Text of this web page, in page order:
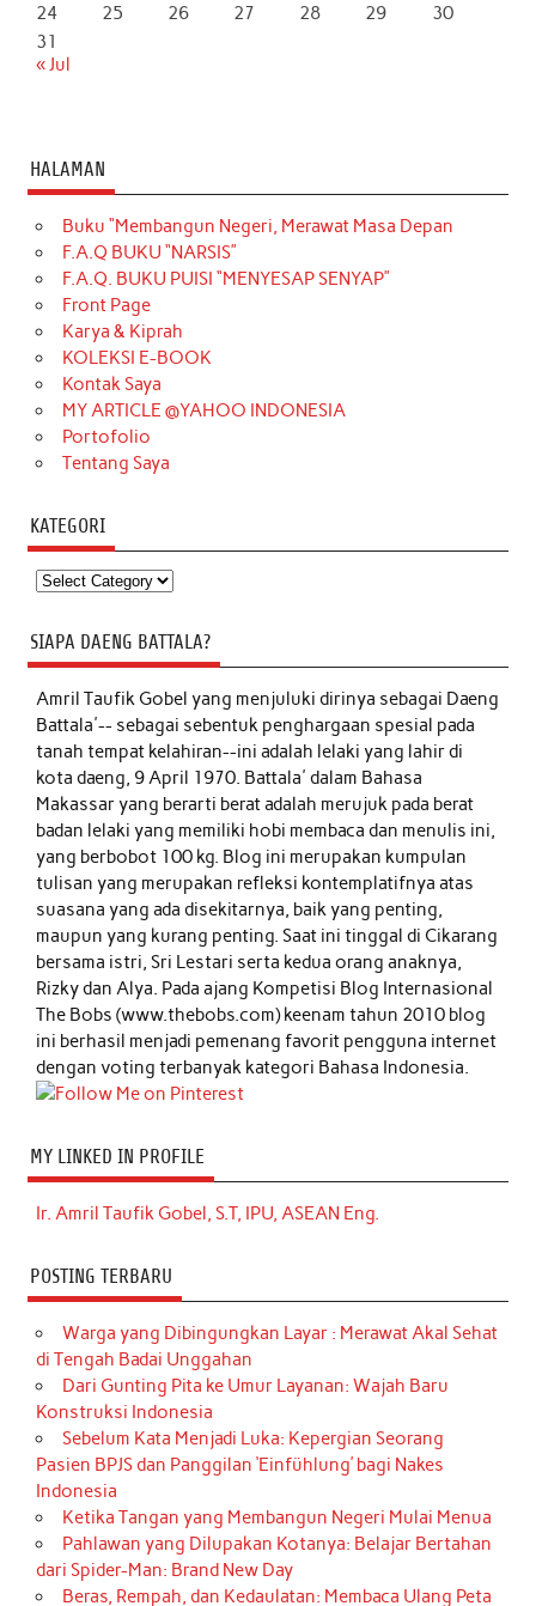
24
25 26 27 28 29
30
31
« Jul
HALAMAN
Buku “Membangun Negeri, Merawat Masa Depan
F.A.Q BUKU “NARSIS”
F.A.Q. BUKU PUISI “MENYESAP SENYAP”
Front Page
Karya & Kiprah
KOLEKSI E-BOOK
Kontak Saya
MY ARTICLE @YAHOO INDONESIA
Portofolio
Tentang Saya
KATEGORI
Kategori
SIAPA DAENG BATTALA?
Amril Taufik Gobelyang menjuluki dirinya sebagai Daeng
Battala'-- sebagai sebentuk penghargaan spesial pada
tanah tempat kelahiran--ini adalah lelaki yang lahir di
kota daeng, 9 April 1970. Battala' dalam Bahasa
Makassar yang berarti berat adalah merujuk pada berat
badan lelaki yang memiliki hobi membaca dan menulis ini,
yang berbobot 100 kg. Blog ini merupakan kumpulan
tulisan yang merupakan refleksi kontemplatifnya atas
suasana yang ada disekitarnya, baik yang penting,
maupun yang kurang penting. Saat ini tinggal di Cikarang
bersama istri, Sri Lestari serta kedua orang anaknya,
Rizky dan Alya. Pada ajang Kompetisi Blog Internasional
The Bobs (www.thebobs.com) keenam tahun 2010 blog
ini berhasil menjadi pemenang favorit pengguna internet
dengan voting terbanyak kategori Bahasa Indonesia.
MY LINKED IN PROFILE
Ir. Amril Taufik Gobel, S.T, IPU, ASEAN Eng.
POSTING TERBARU
Warga yang Dibingungkan Layar : Merawat Akal Sehat
di Tengah Badai Unggahan
Dari Gunting Pita ke Umur Layanan: Wajah Baru
Konstruksi Indonesia
Sebelum Kata Menjadi Luka: Kepergian Seorang
Pasien BPJS dan Panggilan ‘Einfühlung’ bagi Nakes
Indonesia
Ketika Tangan yang Membangun Negeri Mulai Menua
Pahlawan yang Dilupakan Kotanya: Belajar Bertahan
dari Spider-Man: Brand New Day
Beras, Rempah, dan Kedaulatan: Membaca Ulang Peta